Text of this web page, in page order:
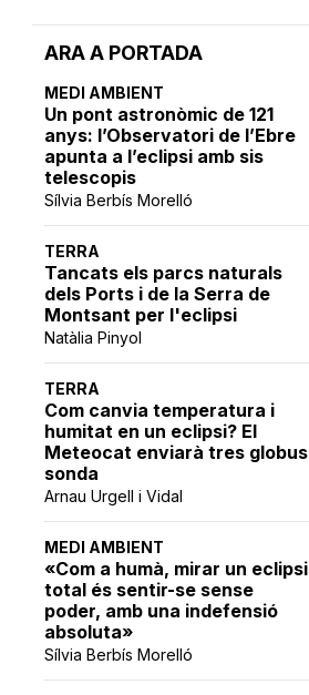
ARA A PORTADA
MEDI AMBIENT
Un pont astronòmic de 121
anys: l’Observatori de l’Ebre
apunta a l’eclipsi amb sis
telescopis
Sílvia Berbís Morelló
TERRA
Tancats els parcs naturals
dels Ports i de la Serra de
Montsant per l'eclipsi
Natàlia Pinyol
TERRA
Com canvia temperatura i
humitat en un eclipsi? El
Meteocat enviarà tres globus
sonda
Arnau Urgell i Vidal
MEDI AMBIENT
«Com a humà, mirar un eclipsi
total és sentir-se sense
poder, amb una indefensió
absoluta»
Sílvia Berbís Morelló